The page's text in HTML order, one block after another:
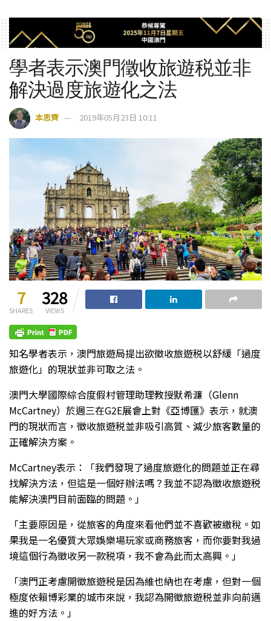
學者表示澳門徵收旅遊税並非
解決過度旅遊化之法
本思齊 2019年05月23日 10:11
7
SHARES
328
VIEWS
知名學者表示，澳門旅遊局提出欲徵收旅遊税以舒緩「過度
旅遊化」的現狀並非可取之法。
澳門大學國際綜合度假村管理助理教授默希濂（Glenn
McCartney）於週三在G2E展會上對《亞博匯》表示，就澳
門的現狀而言，徵收旅遊税並非吸引高質、減少旅客數量的
正確解決方案。
McCartney表示：「我們發現了過度旅遊化的問題並正在尋
找解決方法，但這是一個好辦法嗎？我並不認為徵收旅遊税
能解決澳門目前面臨的問題。」
「主要原因是，從旅客的角度來看他們並不喜歡被繳稅。如
果我是一名優質大眾娛樂場玩家或商務旅客，而你要對我過
境這個行為徵收另一款税項，我不會為此而太高興。」
「澳門正考慮開徵旅遊税是因為維也納也在考慮，但對一個
極度依賴博彩業的城市來說，我認為開徵旅遊税並非向前邁
進的好方法。」